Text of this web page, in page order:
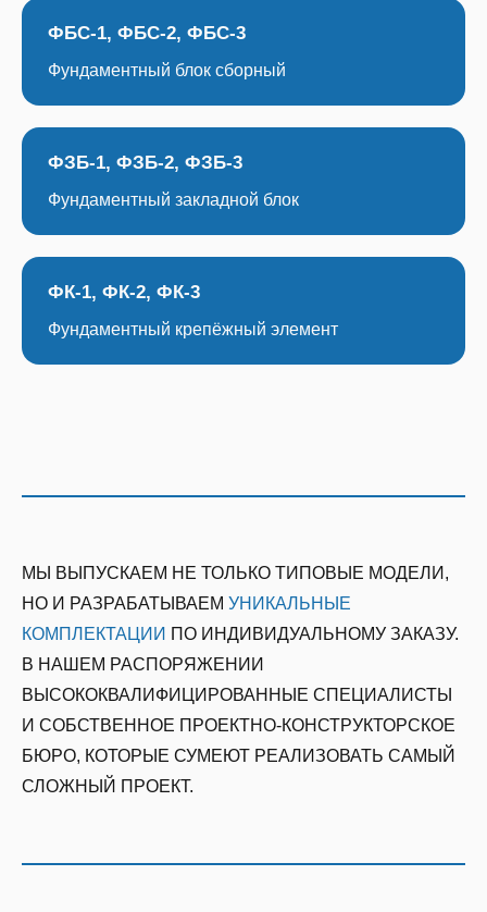
ФБС-1, ФБС-2, ФБС-3
Фундаментный блок сборный
ФЗБ-1, ФЗБ-2, ФЗБ-3
Фундаментный закладной блок
ФК-1, ФК-2, ФК-3
Фундаментный крепёжный элемент
МЫ ВЫПУСКАЕМ НЕ ТОЛЬКО ТИПОВЫЕ МОДЕЛИ,
НО И РАЗРАБАТЫВАЕМ УНИКАЛЬНЫЕ
КОМПЛЕКТАЦИИ ПО ИНДИВИДУАЛЬНОМУ ЗАКАЗУ.
В НАШЕМ РАСПОРЯЖЕНИИ
ВЫСОКОКВАЛИФИЦИРОВАННЫЕ СПЕЦИАЛИСТЫ
И СОБСТВЕННОЕ ПРОЕКТНО-КОНСТРУКТОРСКОЕ
БЮРО, КОТОРЫЕ СУМЕЮТ РЕАЛИЗОВАТЬ САМЫЙ
СЛОЖНЫЙ ПРОЕКТ.